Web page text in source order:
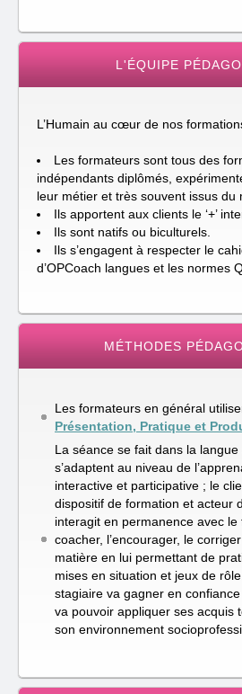
L'ÉQUIPE
L’Humain au cœur de nos
Les formateurs sont tous des
indépendants diplômés,
leur métier et très souvent issus du
Ils apportent aux clients le ‘+’
Ils sont natifs ou biculturels.
Ils s’engagent à respecter le
d’OPCoach langues et les normes
MÉTHODES
Les formateurs en général
Présentation, Pratique et
La séance se fait dans la
s’adaptent au niveau de
interactive et participative ; le
dispositif de formation et acteur
interagit en permanence avec
coacher, l’encourager, le
matière en lui permettant de
mises en situation et jeux de
stagiaire va gagner en
va pouvoir appliquer ses acquis
son environnement